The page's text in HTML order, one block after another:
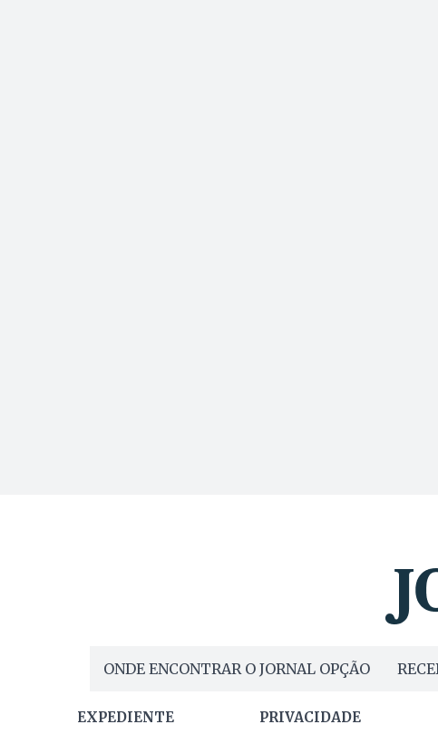
ONDE ENCONTRAR O JORNAL OPÇÃO
EXPEDIENTE PRIVACIDADE